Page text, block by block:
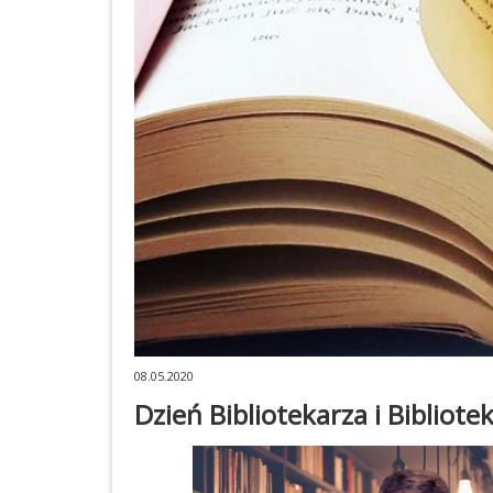
08.05.2020
Dzień Bibliotekarza i Bibliotek